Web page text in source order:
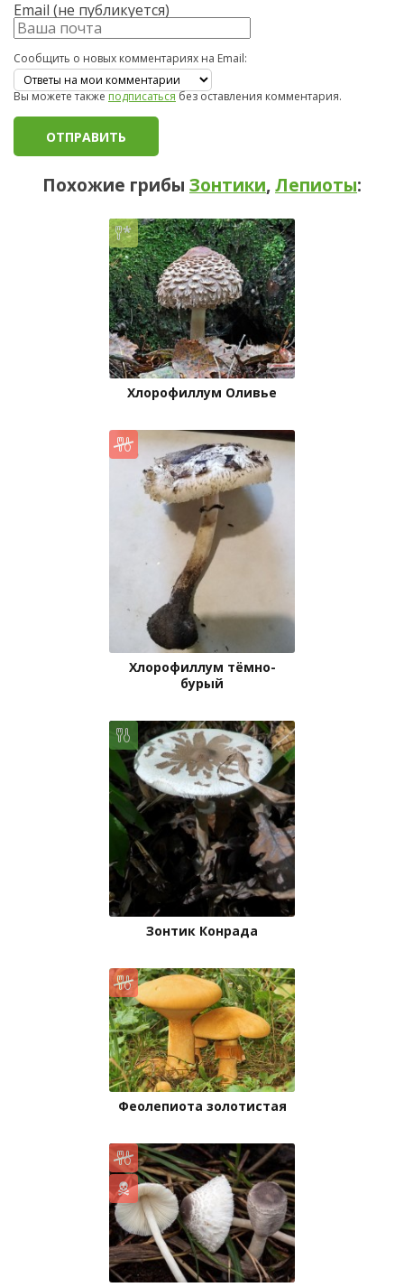
Email (не публикуется)
Сообщить о новых комментариях на Email:
Вы можете такжеподписатьсябез оставления комментария.
Похожие грибы Зонтики,Лепиоты:
Хлорофиллум Оливье
Хлорофиллум тёмно-
бурый
Зонтик Конрада
Феолепиота золотистая